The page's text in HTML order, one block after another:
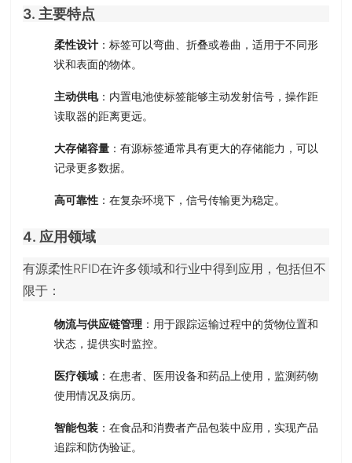
3. 主要特点
柔性设计 ：标签可以弯曲、折叠或卷曲，适用于不同形
状和表面的物体。
主动供电：内置电池使标签能够主动发射信号，操作距
读取器的距离更远。
大存储容量 ：有源标签通常具有更大的存储能力，可以
记录更多数据。
高可靠性 ：在复杂环境下，信号传输更为稳定。
4. 应用领域
有源柔性RFID在许多领域和行业中得到应用，包括但不
限于：
物流与供应链管理 ：用于跟踪运输过程中的货物位置和
状态，提供实时监控。
医疗领域 ：在患者、医用设备和药品上使用，监测药物
使用情况及病历。
智能包装 ：在食品和消费者产品包装中应用，实现产品
追踪和防伪验证。